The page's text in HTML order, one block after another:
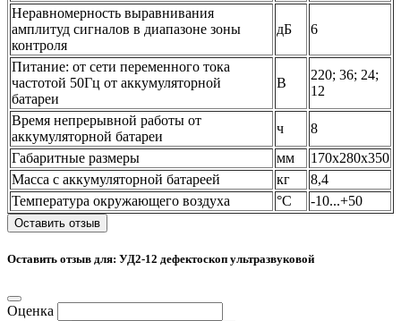
Неравномерность выравнивания
амплитуд сигналов в диапазоне зоны
контроля
дБ 6
Питание: от сети переменного тока
частотой 50Гц от аккумуляторной
батареи
В
220; 36; 24;
12
Время непрерывной работы от
аккумуляторной батареи
ч
8
Габаритные размеры
мм
170x280x350
Масса с аккумуляторной батареей
кг
8,4
Температура окружающего воздуха
°С -10...+50
Оставить отзыв
Оставить отзыв для: УД2-12 дефектоскоп ультразвуковой
Оценка